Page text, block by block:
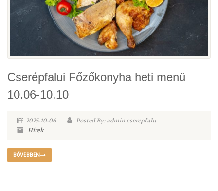
Cserépfalui Főzőkonyha heti menü
10.06-10.10
2025-10-06
Posted By: admin.cserepfalu
Hírek
BŐVEBBEN